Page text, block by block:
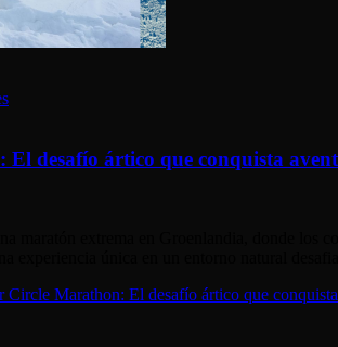
desafío ártico que conquista
Circle Marathon: El desafío ártico que